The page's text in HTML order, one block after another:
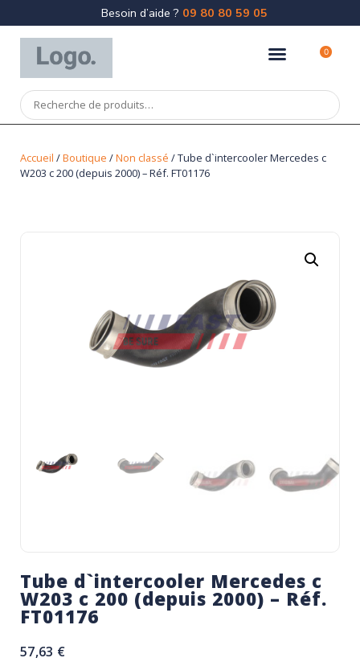
Besoin d’aide ? 09 80 80 59 05
0
Accueil /Boutique /Non classé / Tube d`intercooler Mercedes c
W203 c 200 (depuis 2000) – Réf. FT01176
Tube d`intercooler Mercedes c
W203 c 200 (depuis 2000) – Réf.
FT01176
57,63 €